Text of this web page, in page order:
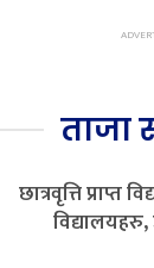
ताजा
छात्रवृत्ति प्राप्त